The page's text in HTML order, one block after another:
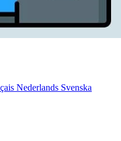
Nederlands Svenska